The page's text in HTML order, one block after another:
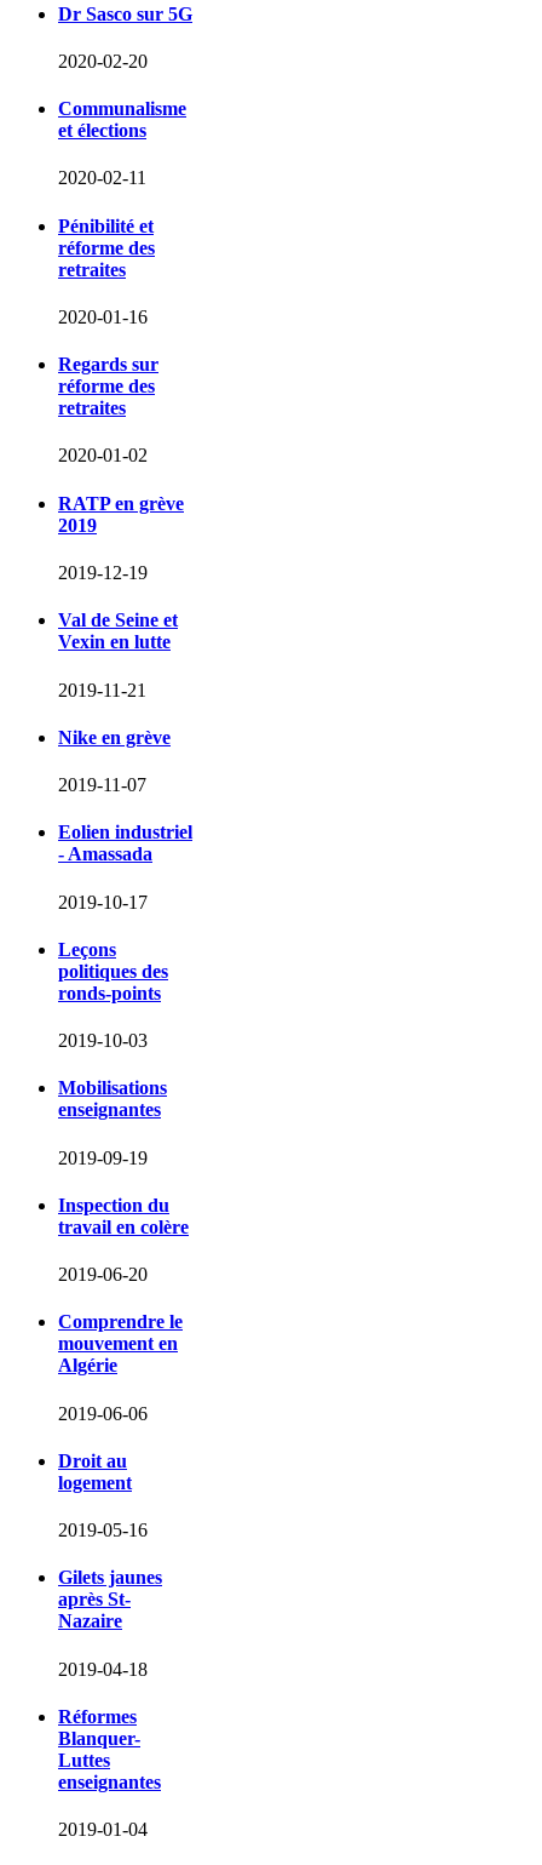
Dr Sasco sur 5G
2020-02-20
Communalisme
et élections
2020-02-11
Pénibilité et
réforme des
retraites
2020-01-16
Regards sur
réforme des
retraites
2020-01-02
RATP en grève
2019
2019-12-19
Val de Seine et
Vexin en lutte
2019-11-21
Nike en grève
2019-11-07
Eolien industriel
- Amassada
2019-10-17
Leçons
politiques des
ronds-points
2019-10-03
Mobilisations
enseignantes
2019-09-19
Inspection du
travail en colère
2019-06-20
Comprendre le
mouvement en
Algérie
2019-06-06
Droit au
logement
2019-05-16
Gilets jaunes
après St-
Nazaire
2019-04-18
Réformes
Blanquer-
Luttes
enseignantes
2019-01-04